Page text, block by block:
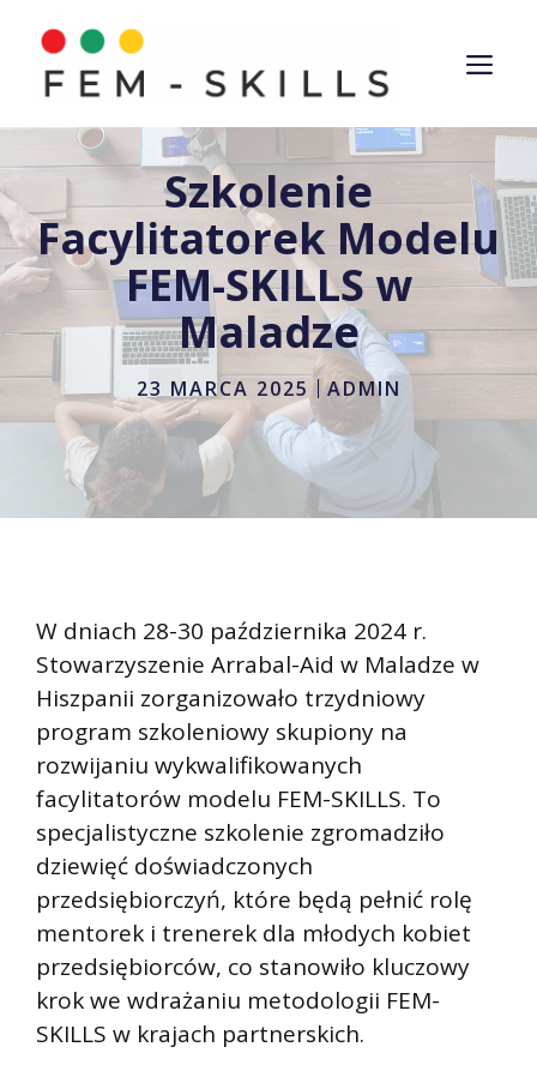
treści
Szkolenie
Facylitatorek Modelu
FEM-SKILLS w
Maladze
23 MARCA 2025 ADMIN
W dniach 28-30 października 2024 r.
Stowarzyszenie Arrabal-Aid w Maladze w
Hiszpanii zorganizowało trzydniowy
program szkoleniowy skupiony na
rozwijaniu wykwalifikowanych
facylitatorów modelu FEM-SKILLS. To
specjalistyczne szkolenie zgromadziło
dziewięć doświadczonych
przedsiębiorczyń, które będą pełnić rolę
mentorek i trenerek dla młodych kobiet
przedsiębiorców, co stanowiło kluczowy
krok we wdrażaniu metodologii FEM-
SKILLS w krajach partnerskich.